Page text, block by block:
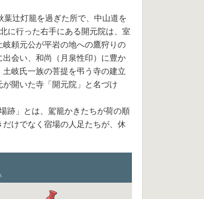
辻灯籠を過ぎた所で、中山道を
に行った右手にある開元院は、室
頼元公が平岩の地への鷹狩りの
会い、和尚（月泉性印）に豊か
岐氏一族の菩提を弔う寺の建立
開いた寺「開元院」と名づけ
跡」とは、駕籠かきたちが荷の順
けでなく宿場の人足たちが、休